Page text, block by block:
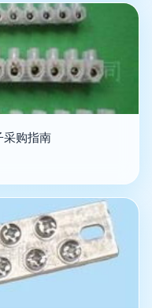
采购指南